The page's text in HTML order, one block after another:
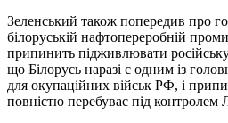
Зеленський також попередив про
білоруській нафтопереробній
припинить підживлювати
що Білорусь наразі є одним із
для окупаційних військ РФ, і
повністю перебуває під контролем